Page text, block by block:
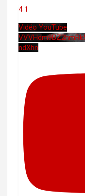
4 1
Vidéo YouTube
ndXhn